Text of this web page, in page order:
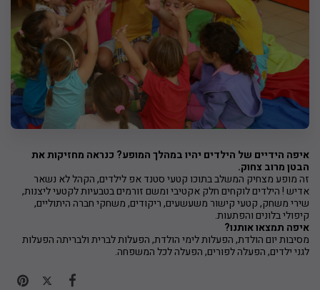
איפה הידיים של הילדים יהיו במהלך המופע? כנראה מחזיקות את
הבטן מרוב צחוק.
זה מופע מצחיק המשלב בתוכו קטעי סטנד אפ לילדים, הקהל לא נשאר
אדיש ! הילדים לוקחים חלק אקטיבי ומשם זורמים בטבעיות לקטעי ליצנות,
שירי משחק, קטעי קישור משעשעים, ריקודים, משחקי חברה היתוליים,
קיפולי בלונים והפתעות.
איפה תמצאו אותנו?
מסיבות יום הולדת, הפעלות לימי הולדת, הפעלות לברית ולבריתה הפעלות
לגני ילדים, הפעלה לפורים, הפעלה לכל המשפחה.